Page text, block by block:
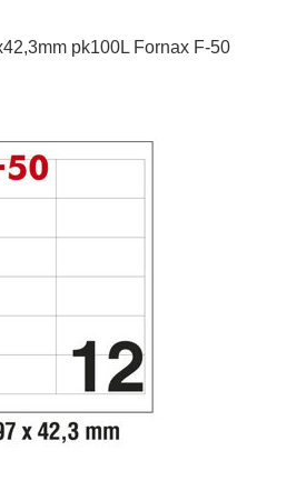
pk100L Fornax F-50